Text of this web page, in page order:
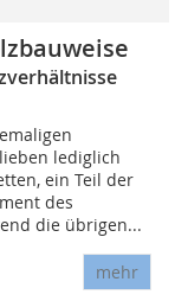
lediglich
ein Teil der
des
die übrigen...
mehr